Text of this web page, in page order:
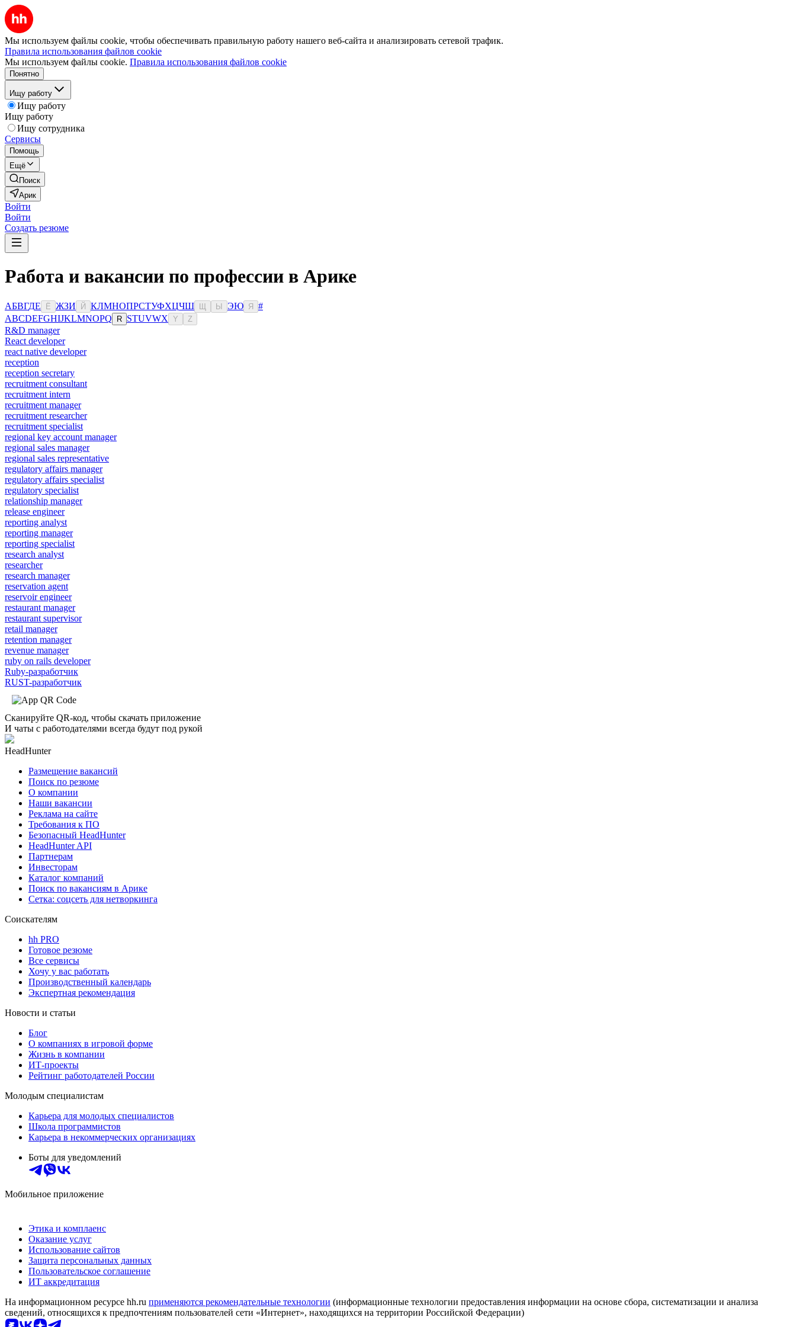
Мы используем файлы cookie, чтобы обеспечивать правильную работу нашего веб-сайта и анализировать сетевой трафик.
Правила использования файлов cookie
Мы используем файлы cookie. Правила использования файлов cookie
Понятно
Ищу работу
Ищу работу
Ищу работу
Ищу сотрудника
Сервисы
Помощь
Ещё
Поиск
Арик
Войти
Войти
Создать резюме
Работа и вакансии по профессии в Арике
АБВГДЕ Ё ЖЗИ Й КЛМНОПРСТУФХЦЧШ Ы ЭЮ Я
#
ABCDEFGHIJKLMNOPQ R STUVWX Y Z
R&D manager
React developer
react native developer
reception
reception secretary
recruitment consultant
recruitment intern
recruitment manager
recruitment researcher
recruitment specialist
regional key account manager
regional sales manager
regional sales representative
regulatory affairs manager
regulatory affairs specialist
regulatory specialist
relationship manager
release engineer
reporting analyst
reporting manager
reporting specialist
research analyst
researcher
research manager
reservation agent
reservoir engineer
restaurant manager
restaurant supervisor
retail manager
retention manager
revenue manager
ruby on rails developer
Ruby-разработчик
RUST-разработчик
Сканируйте QR-код, чтобы скачать приложение
И чаты с работодателями всегда будут под рукой
HeadHunter
Размещение вакансий
Поиск по резюме
О компании
Наши вакансии
Реклама на сайте
Требования к ПО
Безопасный HeadHunter
HeadHunter API
Партнерам
Инвесторам
Каталог компаний
Поиск по вакансиям в Арике
Сетка: соцсеть для нетворкинга
Соискателям
hh PRO
Готовое резюме
Все сервисы
Хочу у вас работать
Производственный календарь
Экспертная рекомендация
Новости и статьи
Блог
О компаниях в игровой форме
Жизнь в компании
ИТ-проекты
Рейтинг работодателей России
Молодым специалистам
Карьера для молодых специалистов
Школа программистов
Карьера в некоммерческих организациях
Боты для уведомлений
Мобильное приложение
Этика и комплаенс
Оказание услуг
Использование сайтов
Защита персональных данных
Пользовательское соглашение
ИТ аккредитация
На информационном ресурсе hh.ru применяются рекомендательные технологии (информационные технологии предоставления информации на основе сбора, систематизации и анализа
сведений, относящихся к предпочтениям пользователей сети «Интернет», находящихся на территории Российской Федерации)